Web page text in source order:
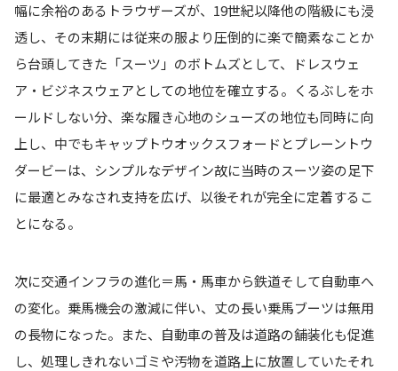
幅に余裕のあるトラウザーズが、19世紀以降他の階級にも浸
透し、その末期には従来の服より圧倒的に楽で簡素なことか
ら台頭してきた「スーツ」のボトムズとして、ドレスウェ
ア・ビジネスウェアとしての地位を確立する。くるぶしをホ
ールドしない分、楽な履き心地のシューズの地位も同時に向
上し、中でもキャップトウオックスフォードとプレーントウ
ダービーは、シンプルなデザイン故に当時のスーツ姿の足下
に最適とみなされ支持を広げ、以後それが完全に定着するこ
とになる。
次に交通インフラの進化＝馬・馬車から鉄道そして自動車へ
の変化。乗馬機会の激減に伴い、丈の長い乗馬ブーツは無用
の長物になった。また、自動車の普及は道路の舗装化も促進
し、処理しきれないゴミや汚物を道路上に放置していたそれ